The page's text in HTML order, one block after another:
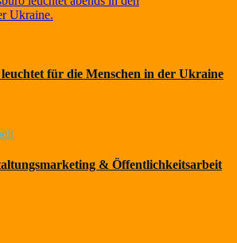
für die Menschen in der Ukraine
& Öffentlichkeitsarbeit